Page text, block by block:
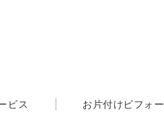
ビス お片付けビフォ